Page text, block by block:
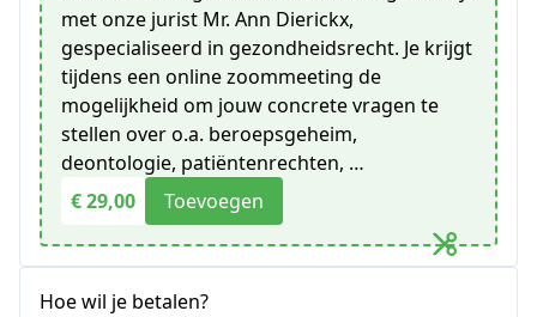
met onze jurist Mr. Ann Dierickx,
gespecialiseerd in gezondheidsrecht. Je krijgt
tijdens een online zoommeeting de
mogelijkheid om jouw concrete vragen te
stellen over o.a. beroepsgeheim,
deontologie, patiëntenrechten, …
€ 29,00
Toevoegen
Hoe wil je betalen?